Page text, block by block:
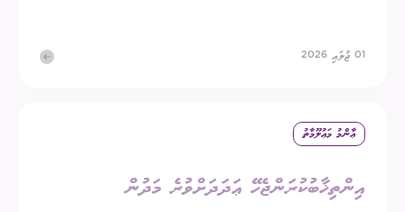
01 ޖުލައި 2026
ޢާންމު މަޢުލޫމާތު
އިންތިޚާބުކުރަންޖެހޭ ޢަދަދަށްވުރެ މަދުން